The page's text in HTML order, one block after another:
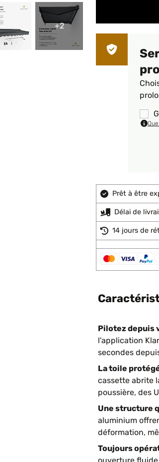
+2
Prêt à être
Délai de
14 jours de
Pilotez depuis
l'application
secondes
La toile
cassette abrite
poussière, des
Une structure
aluminium
déformation,
Toujours